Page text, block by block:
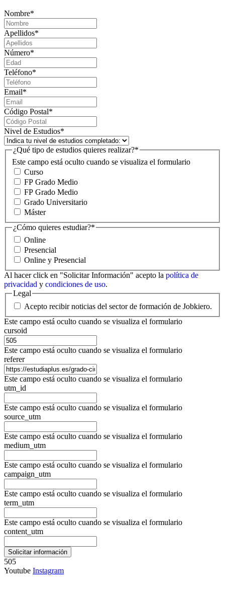
Nombre*
Apellidos*
Número*
Teléfono*
Email*
Código Postal*
Nivel de Estudios*
Este campo está oculto cuando se visualiza el formulario
¿Qué tipo de estudios quieres realizar?*
Curso
FP Grado Medio
FP Grado Medio
Grado Universitario
Máster
¿Cómo quieres estudiar?*
Online
Presencial
Online y Presencial
Al hacer click en "Solicitar Información" acepto la política de
privacidad y condiciones de uso.
Legal
Acepto recibir noticias del sector de formación de Jobkiero.
Este campo está oculto cuando se visualiza el formulario
cursoid
Este campo está oculto cuando se visualiza el formulario
referer
Este campo está oculto cuando se visualiza el formulario
utm_id
Este campo está oculto cuando se visualiza el formulario
source_utm
Este campo está oculto cuando se visualiza el formulario
medium_utm
Este campo está oculto cuando se visualiza el formulario
campaign_utm
Este campo está oculto cuando se visualiza el formulario
term_utm
Este campo está oculto cuando se visualiza el formulario
content_utm
505
Youtube Instagram